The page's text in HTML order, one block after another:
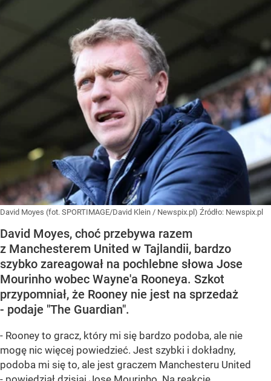
David Moyes (fot. SPORTIMAGE/David Klein / Newspix.pl) Źródło: Newspix.pl
David Moyes, choć przebywa razem
z Manchesterem United w Tajlandii, bardzo
szybko zareagował na pochlebne słowa Jose
Mourinho wobec Wayne'a Rooneya. Szkot
przypomniał, że Rooney nie jest na sprzedaż
- podaje "The Guardian".
- Rooney to gracz, który mi się bardzo podoba, ale nie
mogę nic więcej powiedzieć. Jest szybki i dokładny,
podoba mi się to, ale jest graczem Manchesteru United